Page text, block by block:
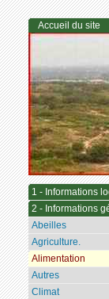
Accueil du site
1 - Informations
2 - Informations
Abeilles
Agriculture.
Alimentation
Autres
Climat